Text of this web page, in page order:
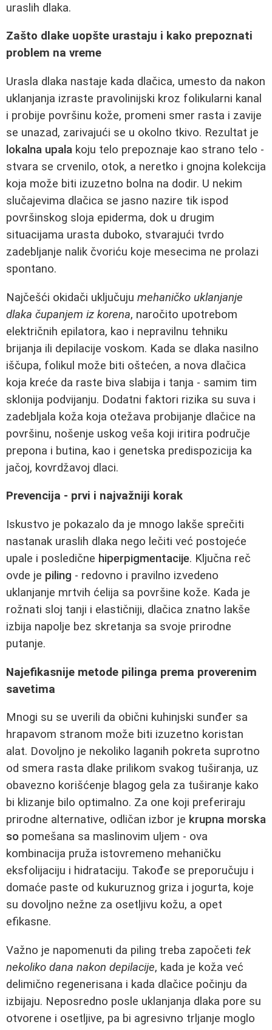
uraslih dlaka.
Zašto dlake uopšte urastaju i kako prepoznati
problem na vreme
Urasla dlaka nastaje kada dlačica, umesto da nakon
uklanjanja izraste pravolinijski kroz folikularni kanal
i probije površinu kože, promeni smer rasta i zavije
se unazad, zarivajući se u okolno tkivo. Rezultat je
lokalna upala koju telo prepoznaje kao strano telo -
stvara se crvenilo, otok, a neretko i gnojna kolekcija
koja može biti izuzetno bolna na dodir. U nekim
slučajevima dlačica se jasno nazire tik ispod
površinskog sloja epiderma, dok u drugim
situacijama urasta duboko, stvarajući tvrdo
zadebljanje nalik čvoriću koje mesecima ne prolazi
spontano.
Najčešći okidači uključuju mehaničko uklanjanje
dlaka čupanjem iz korena, naročito upotrebom
električnih epilatora, kao i nepravilnu tehniku
brijanja ili depilacije voskom. Kada se dlaka nasilno
iščupa, folikul može biti oštećen, a nova dlačica
koja kreće da raste biva slabija i tanja - samim tim
sklonija podvijanju. Dodatni faktori rizika su suva i
zadebljala koža koja otežava probijanje dlačice na
površinu, nošenje uskog veša koji iritira područje
prepona i butina, kao i genetska predispozicija ka
jačoj, kovrdžavoj dlaci.
Prevencija - prvi i najvažniji korak
Iskustvo je pokazalo da je mnogo lakše sprečiti
nastanak uraslih dlaka nego lečiti već postojeće
upale i posledične hiperpigmentacije. Ključna reč
ovde je piling - redovno i pravilno izvedeno
uklanjanje mrtvih ćelija sa površine kože. Kada je
rožnati sloj tanji i elastičniji, dlačica znatno lakše
izbija napolje bez skretanja sa svoje prirodne
putanje.
Najefikasnije metode pilinga prema proverenim
savetima
Mnogi su se uverili da obični kuhinjski sunđer sa
hrapavom stranom može biti izuzetno koristan
alat. Dovoljno je nekoliko laganih pokreta suprotno
od smera rasta dlake prilikom svakog tuširanja, uz
obavezno korišćenje blagog gela za tuširanje kako
bi klizanje bilo optimalno. Za one koji preferiraju
prirodne alternative, odličan izbor je krupna morska
so pomešana sa maslinovim uljem - ova
kombinacija pruža istovremeno mehaničku
eksfolijaciju i hidrataciju. Takođe se preporučuju i
domaće paste od kukuruznog griza i jogurta, koje
su dovoljno nežne za osetljivu kožu, a opet
efikasne.
Važno je napomenuti da piling treba započeti tek
nekoliko dana nakon depilacije, kada je koža već
delimično regenerisana i kada dlačice počinju da
izbijaju. Neposredno posle uklanjanja dlaka pore su
otvorene i osetljive, pa bi agresivno trljanje moglo